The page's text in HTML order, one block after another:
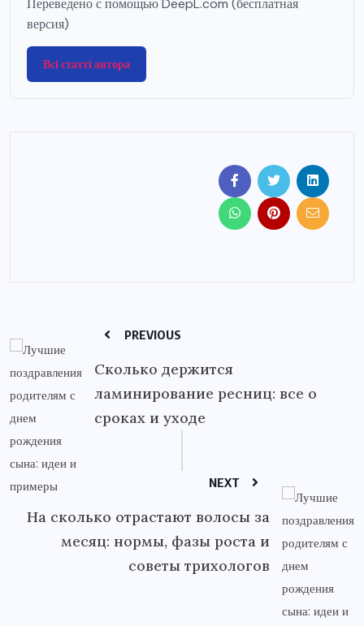
Переведено с помощью DeepL.com (бесплатная
версия)
Всі статті автора
PREVIOUS
Сколько держится
ламинирование ресниц: все о
сроках и уходе
NEXT
На сколько отрастают волосы за
месяц: нормы, фазы роста и
советы трихологов